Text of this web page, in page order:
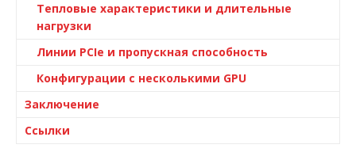
Тепловые характеристики и длительные
нагрузки
Линии PCIe и пропускная способность
Конфигурации с несколькими GPU
Заключение
Ссылки